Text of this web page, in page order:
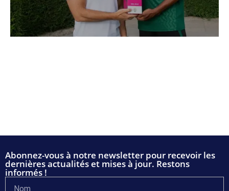
Abonnez-vous à notre newsletter pour recevoir les
dernières actualités et mises à jour. Restons
informés !